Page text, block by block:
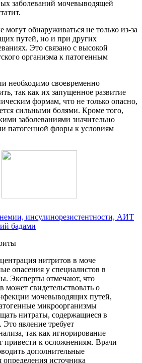
заболеваний мочевыводящей
обнаруживаться не только из-за
путей, но и при других
Это связано с высокой
организма к патогенным
необходимо своевременно
так как их запущенное развитие
формам, что не только опасно,
сильными болями. Кроме того,
заболеваниями значительно
патогенной флоры к условиям
инсулинорезистентности, АИТ
бадами
нитритов в моче
опасения у специалистов в
Эксперты отмечают, что
может свидетельствовать о
мочевыводящих путей,
микроорганизмы
нитраты, содержащиеся в
явление требует
так как игнорирование
привести к осложнениям. Врачи
дополнительные
определения источника